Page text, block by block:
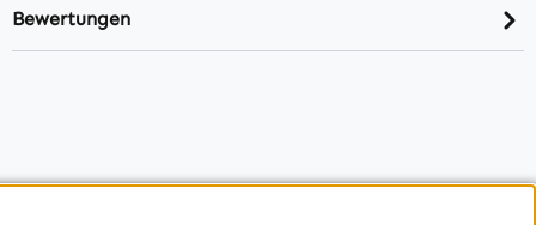
Bewertungen